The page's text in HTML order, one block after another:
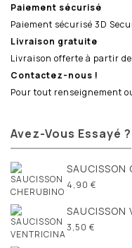
Paiement sécurisé
Paiement sécurisé 3D
Livraison gratuite
Livraison offerte à partir
Contactez-nous !
Pour tout renseignement
Avez-Vous Essayé ?
SAUCISSON
4,90 €
SAUCISSON
3,50 €